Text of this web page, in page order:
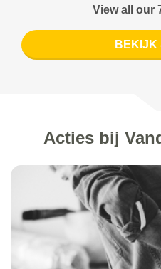
View all our
BEKIJK
Acties bij